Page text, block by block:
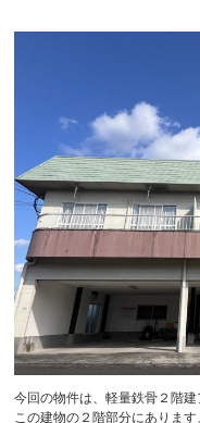
今回の物件は、軽量鉄骨２階建
この建物の２階部分にありま